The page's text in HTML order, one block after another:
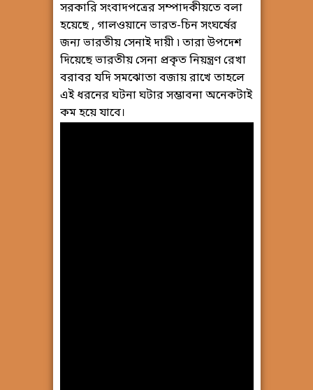
সরকারি সংবাদপত্রের সম্পাদকীয়তে বলা
হয়েছে , গালওয়ানে ভারত-চিন সংঘর্ষের
জন্য ভারতীয় সেনাই দায়ী ৷ তারা উপদেশ
দিয়েছে ভারতীয় সেনা প্রকৃত নিয়ন্ত্রণ রেখা
বরাবর যদি সমঝোতা বজায় রাখে তাহলে
এই ধরনের ঘটনা ঘটার সম্ভাবনা অনেকটাই
কম হয়ে যাবে।